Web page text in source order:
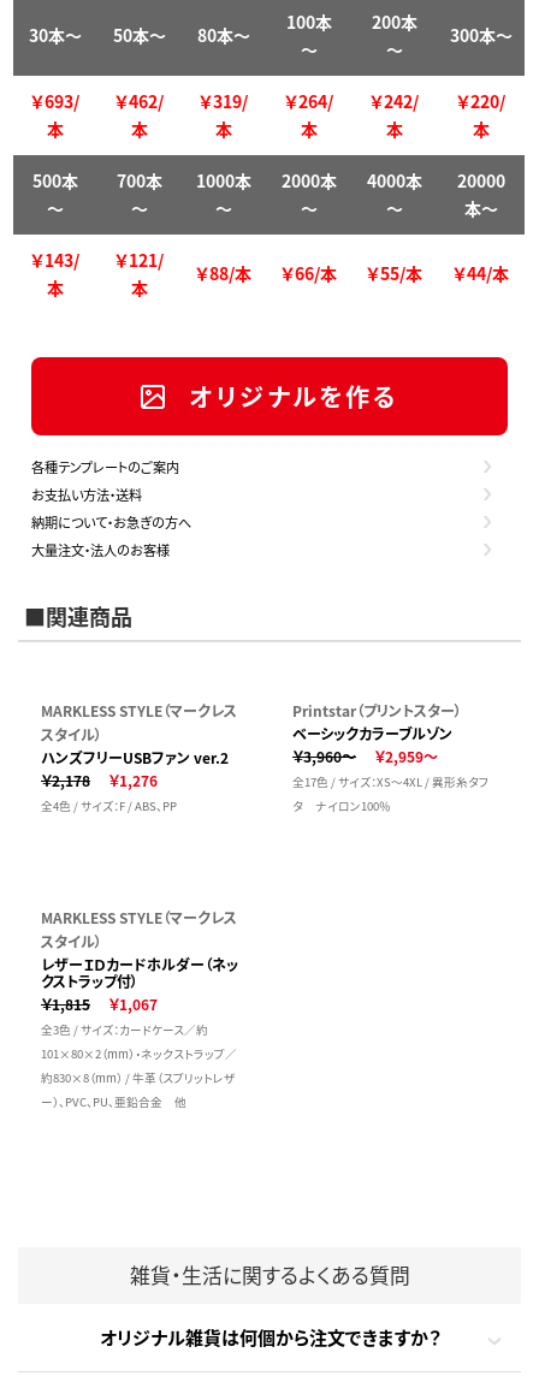
30本～ 50本～ 80本～
100本
～
200本
～
300本～
￥693/
本
￥462/
本
￥319/
本
￥264/
本
￥242/
本
￥220/
本
500本
～
700本
～
1000本
～
2000本
～
4000本
～
20000
本～
￥143/
本
￥121/
本
￥88/本 ￥66/本 ￥55/本 ￥44/本
オリジナルを作る
各種テンプレートのご案内
お支払い方法・送料
納期について・お急ぎの方へ
大量注文・法人のお客様
■関連商品
MARKLESS STYLE（マークレス
スタイル）
ハンズフリーUSBファン ver.2
￥2,178
￥1,276
全4色 / サイズ：F / ABS、PP
Printstar（プリントスター）
ベーシックカラーブルゾン
￥3,960～
￥2,959～
全17色 / サイズ：XS～4XL / 異形糸タフ
タ ナイロン100％
MARKLESS STYLE（マークレス
スタイル）
レザーＩＤカードホルダー（ネッ
クストラップ付）
￥1,815
￥1,067
全3色 / サイズ：カードケース／約
101×80×2（mm）・ネックストラップ／
約830×8（mm） / 牛革（スプリットレザ
ー）、PVC、PU、亜鉛合金 他
雑貨・生活に関するよくある質問
オリジナル雑貨は何個から注文できますか？